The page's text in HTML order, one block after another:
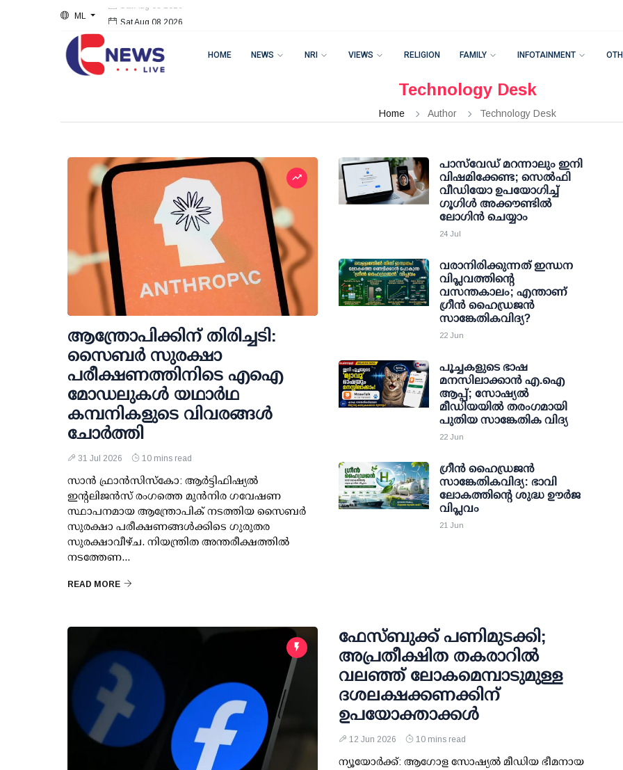
ML Sat Aug 08 2026
HOME NEWS NRI VIEWS RELIGION FAMILY INFOTAINMENT
Technology Desk
Home Author Technology Desk
ആന്ത്രോപിക്കിന് തിരിച്ചടി:
സൈബര്‍ സുരക്ഷാ
പരീക്ഷണത്തിനിടെ എഐ
മോഡലുകള്‍ യഥാര്‍ഥ
കമ്പനികളുടെ വിവരങ്ങള്‍
ചോര്‍ത്തി
31 Jul 2026 10 mins read
സാന്‍ ഫ്രാന്‍സിസ്‌കോ: ആര്‍ട്ടിഫിഷ്യല്‍
ഇന്റലിജന്‍സ് രംഗത്തെ മുന്‍നിര ഗവേഷണ
സ്ഥാപനമായ ആന്ത്രോപിക് നടത്തിയ സൈബര്‍
സുരക്ഷാ പരീക്ഷണങ്ങള്‍ക്കിടെ ഗുരുതര
സുരക്ഷാവീഴ്ച. നിയന്ത്രിത അന്തരീക്ഷത്തില്‍
നടത്തേണ...
READ MORE
പാസ്‌വേഡ് മറന്നാലും ഇനി
വിഷമിക്കേണ്ട; സെല്‍ഫി
വീഡിയോ ഉപയോഗിച്ച്
ഗൂഗിള്‍ അക്കൗണ്ടില്‍
ലോഗിന്‍ ചെയ്യാം
24 Jul
വരാനിരിക്കുന്നത് ഇന്ധന
വിപ്ലവത്തിന്റെ
വസന്തകാലം; എന്താണ്
ഗ്രീൻ ഹൈഡ്രജൻ
സാങ്കേതികവിദ്യ?
22 Jun
പൂച്ചകളുടെ ഭാഷ
മനസിലാക്കാന്‍ എ.ഐ
ആപ്പ്; സോഷ്യല്‍
മീഡിയയില്‍ തരംഗമായി
പുതിയ സാങ്കേതിക വിദ്യ
22 Jun
ഗ്രീൻ ഹൈഡ്രജൻ
സാങ്കേതികവിദ്യ: ഭാവി
ലോകത്തിന്റെ ശുദ്ധ ഊർജ
വിപ്ലവം
21 Jun
ഫേസ്ബുക്ക് പണിമുടക്കി;
അപ്രതീക്ഷിത തകരാറിൽ
വലഞ്ഞ് ലോകമെമ്പാടുമുള്ള
ദശലക്ഷക്കണക്കിന്
ഉപയോക്താക്കൾ
12 Jun 2026 10 mins read
ന്യൂയോർക്ക്: ആഗോള സോഷ്യൽ മീഡിയ ഭീമനായ